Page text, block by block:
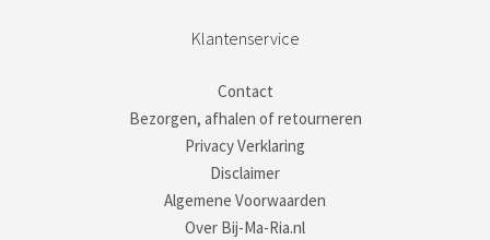
Klantenservice
Contact
Bezorgen, afhalen of retourneren
Privacy Verklaring
Disclaimer
Algemene Voorwaarden
Over Bij-Ma-Ria.nl